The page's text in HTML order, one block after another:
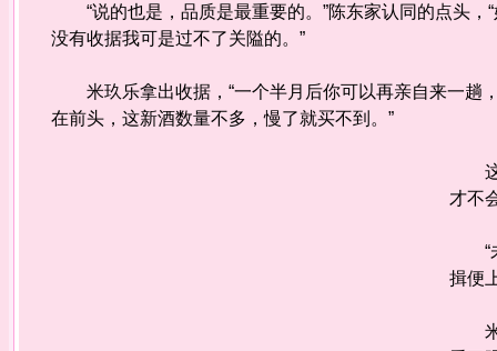
“说的也是，品质是最重要的。”陈东家认同的点头，
没有收据我可是过不了关隘的。”
米玖乐拿出收据，“一个半月后你可以再亲自来一趟
在前头，这新酒数量不多，慢了就买不到。”
这
才不
“未
揖便
米